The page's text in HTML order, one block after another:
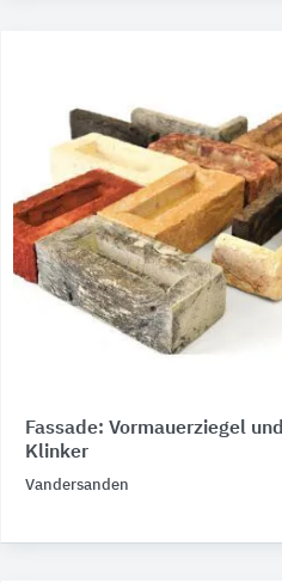
Fassade: Vormauerziegel und
Klinker
Vandersanden